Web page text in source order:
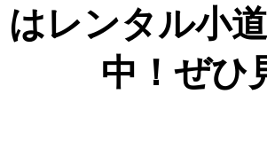
レンタル小
中！ぜひ